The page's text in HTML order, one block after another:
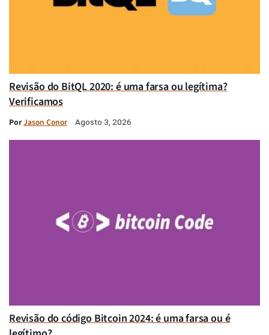
Revisão do BitQL 2020: é uma farsa ou legítima?
Verificamos
PorJason Conor Agosto 3, 2026
Revisão do código Bitcoin 2024: é uma farsa ou é